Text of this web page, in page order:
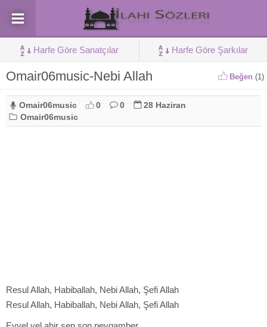
Harfe Göre Sanatçılar Harfe Göre Şarkılar
Omair06music-Nebi Allah Beğen (1)
Omair06music 0 0
28 Haziran
Omair06music
Resul Allah, Habiballah, Nebi Allah, Şefi Allah
Resul Allah, Habiballah, Nebi Allah, Şefi Allah